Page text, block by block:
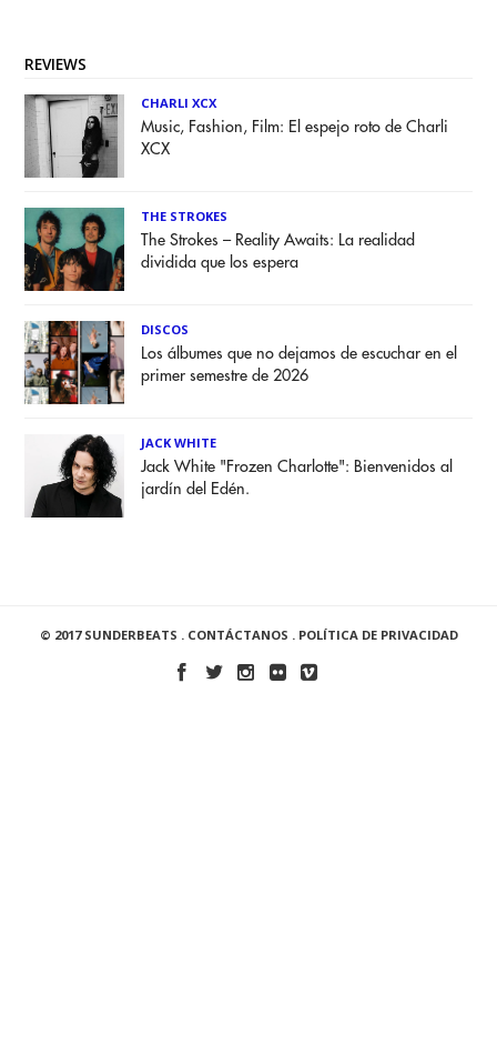
REVIEWS
CHARLI XCX
Music, Fashion, Film: El espejo roto de Charli
XCX
THE STROKES
The Strokes – Reality Awaits: La realidad
dividida que los espera
DISCOS
Los álbumes que no dejamos de escuchar en el
primer semestre de 2026
JACK WHITE
Jack White "Frozen Charlotte": Bienvenidos al
jardín del Edén.
© 2017 SUNDERBEATS . CONTÁCTANOS . POLÍTICA DE PRIVACIDAD